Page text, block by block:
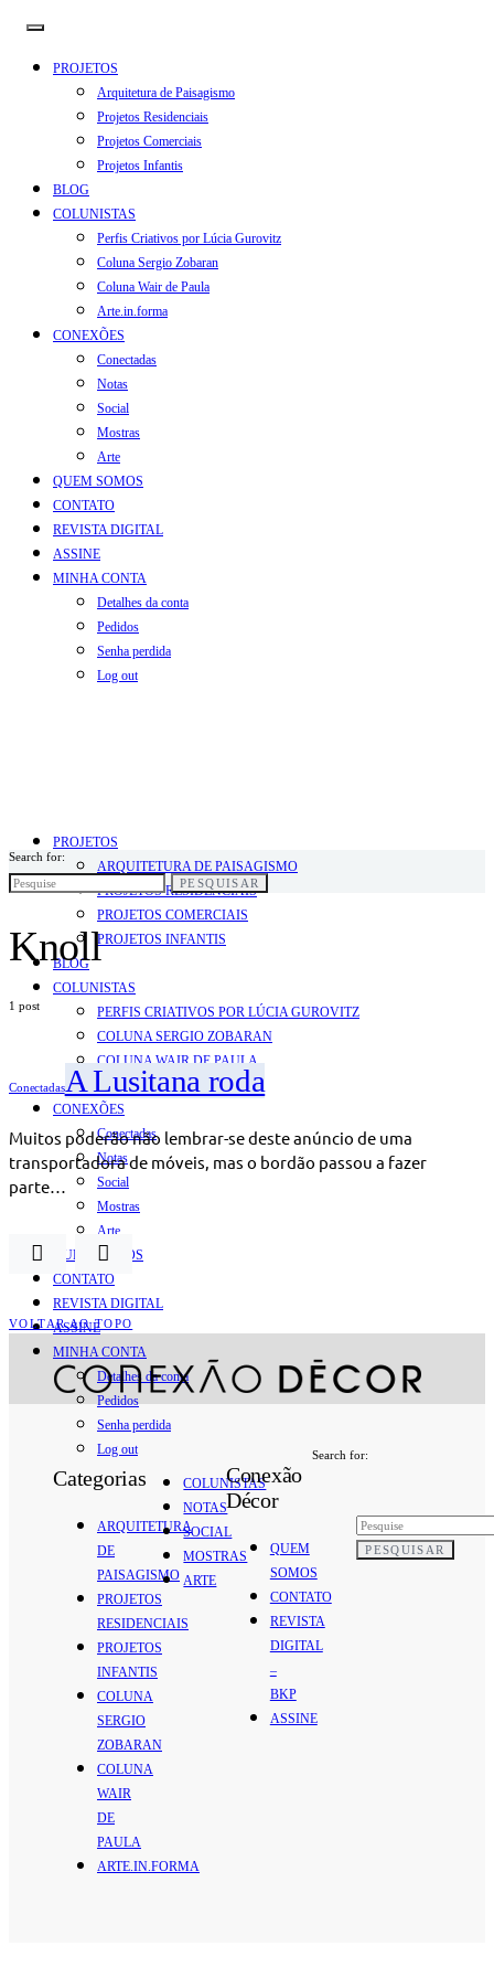
PROJETOS
Arquitetura de Paisagismo
Projetos Residenciais
Projetos Comerciais
Projetos Infantis
BLOG
COLUNISTAS
Perfis Criativos por Lúcia Gurovitz
Coluna Sergio Zobaran
Coluna Wair de Paula
Arte.in.forma
CONEXÕES
Conectadas
Notas
Social
Mostras
Arte
QUEM SOMOS
CONTATO
REVISTA DIGITAL
ASSINE
MINHA CONTA
Detalhes da conta
Pedidos
Senha perdida
Log out
PROJETOS
ARQUITETURA DE PAISAGISMO
PROJETOS RESIDENCIAIS
PROJETOS COMERCIAIS
PROJETOS INFANTIS
BLOG
COLUNISTAS
PERFIS CRIATIVOS POR LÚCIA GUROVITZ
COLUNA SERGIO ZOBARAN
COLUNA WAIR DE PAULA
ARTE.IN.FORMA
CONEXÕES
Conectadas
Notas
Social
Mostras
Arte
QUEM SOMOS
CONTATO
REVISTA DIGITAL
ASSINE
MINHA CONTA
Detalhes da conta
Pedidos
Senha perdida
Log out
Search for:
PESQUISAR
Knoll
1 post
ConectadasA Lusitana roda
Muitos poderão não lembrar-se deste anúncio de uma
transportadora de móveis, mas o bordão passou a fazer
parte…
VOLTAR AO TOPO
Categorias
ARQUITETURA
DE
PAISAGISMO
PROJETOS
RESIDENCIAIS
PROJETOS
INFANTIS
COLUNA
SERGIO
ZOBARAN
COLUNA
WAIR
DE
PAULA
ARTE.IN.FORMA
COLUNISTAS
NOTAS
SOCIAL
MOSTRAS
ARTE
Conexão
Décor
QUEM
SOMOS
CONTATO
REVISTA
DIGITAL
–
BKP
ASSINE
Search for:
PESQUISAR